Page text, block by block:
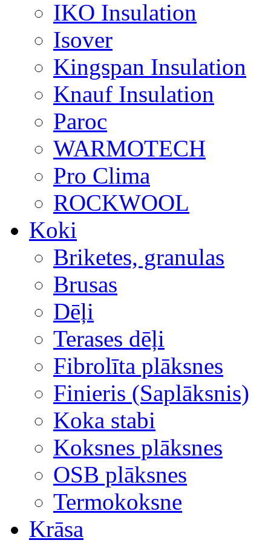
IKO Insulation
Isover
Kingspan Insulation
Knauf Insulation
Paroc
WARMOTECH
Pro Clima
ROCKWOOL
Koki
Briketes, granulas
Brusas
Dēļi
Terases dēļi
Fibrolīta plāksnes
Finieris (Saplāksnis)
Koka stabi
Koksnes plāksnes
OSB plāksnes
Termokoksne
Krāsa